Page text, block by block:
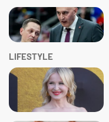
LIFESTYLE